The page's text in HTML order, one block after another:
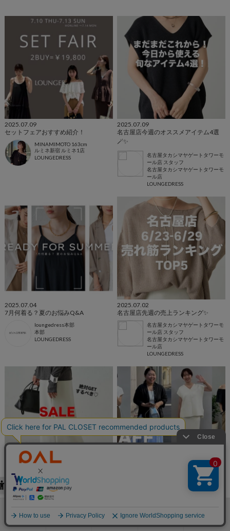
2025.07.09
セットフェアおすすめ紹介！
MINAMIMOTO 163cm
ルミネ新宿 ルミネ1店
LOUNGEDRESS
2025.07.09
名古屋店今週のオススメアイテム4選
🪄✨
名古屋タカシマヤゲートタワーモ
ール店 スタッフ
名古屋タカシマヤゲートタワーモ
ール店
LOUNGEDRESS
2025.07.04
7月何着る？夏のお悩みQ&A
loungedress本部
本部
LOUNGEDRESS
2025.07.02
名古屋店先週の売上ランキング✨
名古屋タカシマヤゲートタワーモ
ール店 スタッフ
名古屋タカシマヤゲートタワーモ
ール店
LOUNGEDRESS
2025.07.01
SALEでGETするべき！！おススメすぎ
るアイテム特集
LOUNGEDRESS
SALEアイテムのスタッフリアルコーデ